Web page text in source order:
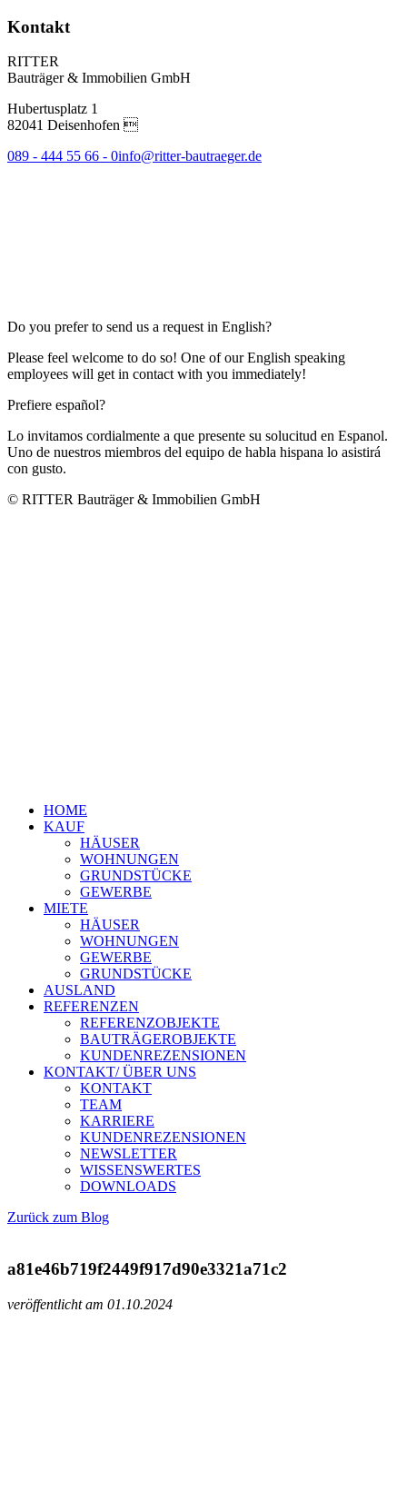
Kontakt
RITTER
Bauträger & Immobilien GmbH
Hubertusplatz 1
82041 Deisenhofen 
089 - 444 55 66 - 0info@ritter-bautraeger.de
Do you prefer to send us a request in English?
Please feel welcome to do so! One of our English speaking
employees will get in contact with you immediately!
Prefiere español?
Lo invitamos cordialmente a que presente su solucitud en Espanol.
Uno de nuestros miembros del equipo de habla hispana lo asistirá
con gusto.
© RITTER Bauträger & Immobilien GmbH
HOME
KAUF
HÄUSER
WOHNUNGEN
GRUNDSTÜCKE
GEWERBE
MIETE
HÄUSER
WOHNUNGEN
GEWERBE
GRUNDSTÜCKE
AUSLAND
REFERENZEN
REFERENZOBJEKTE
BAUTRÄGEROBJEKTE
KUNDENREZENSIONEN
KONTAKT/ ÜBER UNS
KONTAKT
TEAM
KARRIERE
KUNDENREZENSIONEN
NEWSLETTER
WISSENSWERTES
DOWNLOADS
Zurück zum Blog
a81e46b719f2449f917d90e3321a71c2
veröffentlicht am 01.10.2024